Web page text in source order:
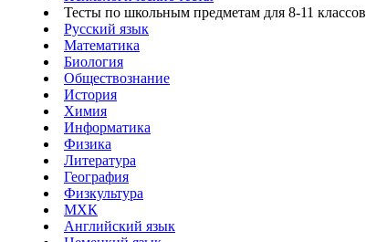
Тесты по школьным предметам для 8-11 классов
Русский язык
Математика
Биология
Обществознание
История
Химия
Информатика
Физика
Литература
География
Физкультура
МХК
Английский язык